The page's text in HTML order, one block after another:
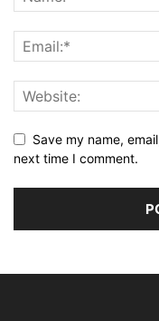
Save my name,
next time I comment.